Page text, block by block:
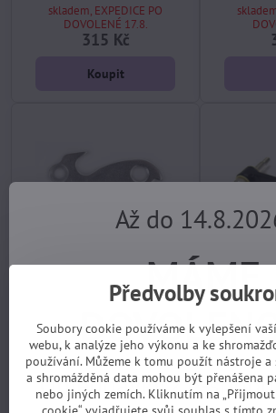
skladem, EXPEDICE PO
DOVOLENÉ 17.8.
315 Kč
Koupit
m.patka rámu AUTHOR 52-
skladem, EXPEDICE PO
DOVOLENÉ 17.8.
191 Kč
Koupit
m.GT
Předvolby
Soubory cookie používáme k vylepšení
webu, k analýze jeho výkonu a ke
používání. Můžeme k tomu použít nástroje
a shromážděná data mohou být přenášena
nebo jiných zemích. Kliknutím na
Až do
MÁME
Objednávky z e-